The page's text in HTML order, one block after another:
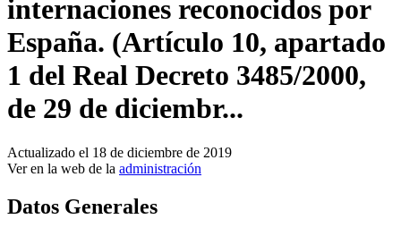
internaciones reconocidos por
España. (Artículo 10, apartado
1 del Real Decreto 3485/2000,
de 29 de diciembr...
Actualizado el 18 de diciembre de 2019
Ver en la web de la administración
Datos Generales